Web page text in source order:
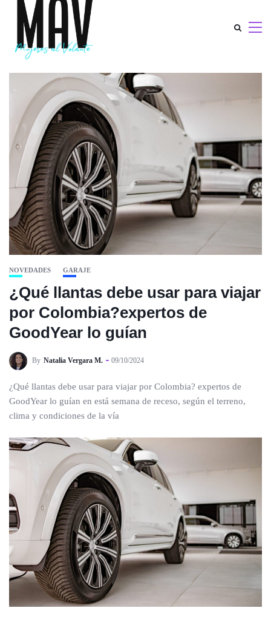
NOVEDADES GARAJE
¿Qué llantas debe usar para viajar
por Colombia?expertos de
GoodYear lo guían
By Natalia Vergara M. 09/10/2024
¿Qué llantas debe usar para viajar por Colombia? expertos de
GoodYear lo guían en está semana de receso, según el terreno,
clima y condiciones de la vía